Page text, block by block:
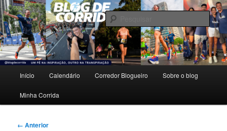
Pular
para
o
conteúdo
principalBlog de Corrida
Um pé na inspiração, outro na transpiração.
principal
Início Calendário Corredor Blogueiro Sobre o blog
Minha Corrida
Navegação
← Anterior